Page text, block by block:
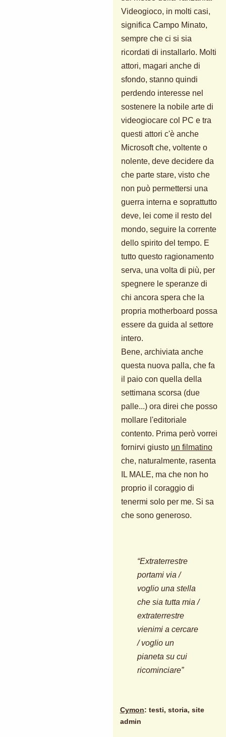
Videogioco, in molti casi,
significa Campo Minato,
sempre che ci si sia
ricordati di installarlo. Molti
attori, magari anche di
sfondo, stanno quindi
perdendo interesse nel
sostenere la nobile arte di
videogiocare col PC e tra
questi attori c'è anche
Microsoft che, voltente o
nolente, deve decidere da
che parte stare, visto che
non può permettersi una
guerra interna e soprattutto
deve, lei come il resto del
mondo, seguire la corrente
dello spirito del tempo. E
tutto questo ragionamento
serva, una volta di più, per
spegnere le speranze di
chi ancora spera che la
propria motherboard possa
essere da guida al settore
intero.
Bene, archiviata anche
questa nuova palla, che fa
il paio con quella della
settimana scorsa (due
palle...) ora direi che posso
mollare l'editoriale
contento. Prima però vorrei
fornirvi giusto un filmatino
che, naturalmente, rasenta
IL MALE, ma che non ho
proprio il coraggio di
tenermi solo per me. Si sa
che sono generoso.
“Extraterrestre
portami via /
voglio una stella
che sia tutta mia /
extraterrestre
vienimi a cercare
/ voglio un
pianeta su cui
ricominciare”
Cymon: testi, storia, site
admin